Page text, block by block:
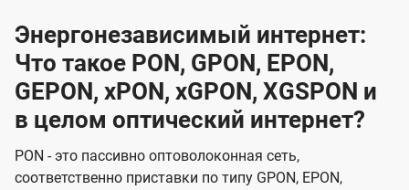
Энергонезависимый интернет:
Что такое PON, GPON, EPON,
GEPON, xPON, xGPON, XGSPON и
в целом оптический интернет?
PON - это пассивно оптоволоконная сеть,
соответственно приставки по типу GPON, EPON,